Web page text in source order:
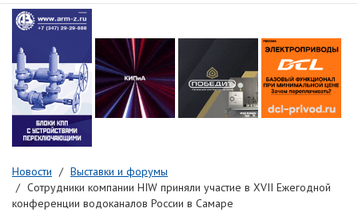
Новости
Выставки и форумы
Сотрудники компании HIW приняли участие в XVII Ежегодной
конференции водоканалов России в Самаре